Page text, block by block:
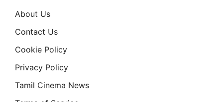
About Us
Contact Us
Cookie Policy
Privacy Policy
Tamil Cinema News